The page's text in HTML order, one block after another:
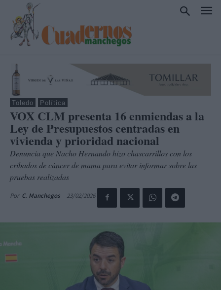
Toledo Política
VOX CLM presenta 16 enmiendas a la
Ley de Presupuestos centradas en
vivienda y prioridad nacional
Denuncia que Nacho Hernando hizo chascarrillos con los
cribados de cáncer de mama para evitar informar sobre las
pruebas realizadas
Por C. Manchegos 23/02/2026